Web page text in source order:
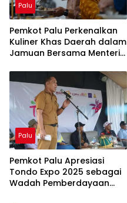
Palu
Pemkot Palu Perkenalkan
Kuliner Khas Daerah dalam
Jamuan Bersama Menteri
Palu
Pemkot Palu Apresiasi
Tondo Expo 2025 sebagai
Wadah Pemberdayaan